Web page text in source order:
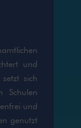
und
sich
Schulen
und
genutzt